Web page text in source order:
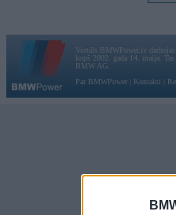
Vortāls BMWPower.lv darbojas
kopš 2002. gada 14. maija.
BMW AG.
Par BMWPower
Kontakti